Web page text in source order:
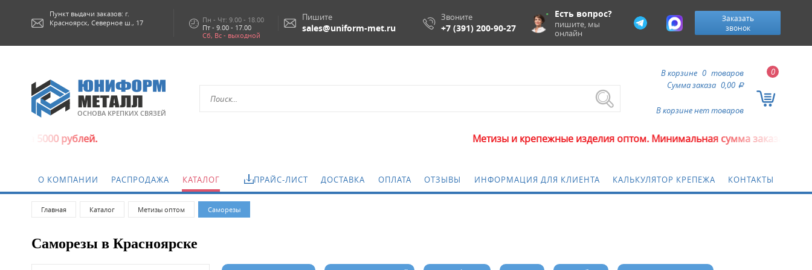
Есть вопрос?
пишите, мы
онлайн
Пункт выдачи заказов: г.
Красноярск, Северное ш., 17
Пн - Чт: 9.00 - 18.00
Пт - 9.00 - 17.00
Сб, Вс - выходной
Пишите
sales@uniform-met.ru
Звоните
+7 (391) 200-90-27
Заказать
звонок
ОСНОВА КРЕПКИХ СВЯЗЕЙ
0
В корзине 0 товаров
Сумма заказа 0,00 a
В корзине нет товаров
Метизы и крепежные изделия оптом. Минимальная сумма заказа 5000 рублей.
О КОМПАНИИ РАСПРОДАЖА КАТАЛОГ ПРАЙС-ЛИСТ ДОСТАВКА ОПЛАТА ОТЗЫВЫ ИНФОРМАЦИЯ ДЛЯ КЛИЕНТА КАЛЬКУЛЯТОР КРЕПЕЖА КОНТАКТЫ
Главная Каталог Метизы оптом Саморeзы
Саморeзы в Красноярске